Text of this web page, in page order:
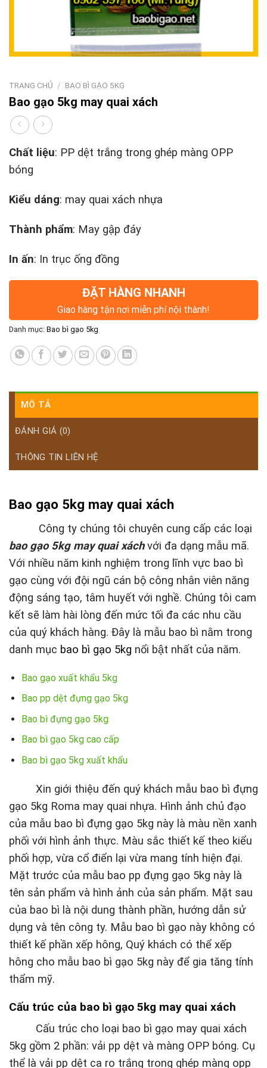
TRANG CHỦ / BAO BÌ GẠO 5KG
Bao gạo 5kg may quai xách
Chất liệu: PP dệt trắng trong ghép màng OPP
bóng
Kiểu dáng: may quai xách nhựa
Thành phẩm: May gập đáy
In ấn: In trục ống đồng
ĐẶT HÀNG NHANH
Giao hàng tận nơi miễn phí nội thành!
Danh mục: Bao bì gạo 5kg
MÔ TẢ
ĐÁNH GIÁ (0)
THÔNG TIN LIÊN HỆ
Bao gạo 5kg may quai xách
Công ty chúng tôi chuyên cung cấp các loại
bao gạo 5kg may quai xáchvới đa dạng mẫu mã.
Với nhiều năm kinh nghiệm trong lĩnh vực bao bì
gạo cùng với đội ngũ cán bộ công nhân viên năng
động sáng tạo, tâm huyết với nghề. Chúng tôi cam
kết sẽ làm hài lòng đến mức tối đa các nhu cầu
của quý khách hàng. Đây là mẫu bao bì nằm trong
danh mục bao bì gạo 5kg nổi bật nhất của năm.
Bao gạo xuất khẩu 5kg
Bao pp dệt đựng gạo 5kg
Bao bì đựng gạo 5kg
Bao bì gạo 5kg cao cấp
Bao bì gạo 5kg xuất khẩu
Xin giới thiệu đến quý khách mẫu bao bì đựng
gạo 5kg Roma may quai nhựa. Hình ảnh chủ đạo
của mẫu bao bì đựng gạo 5kg này là màu nền xanh
phối với hình ảnh thực. Màu sắc thiết kế theo kiểu
phối hợp, vừa cổ điển lại vừa mang tính hiện đại.
Mặt trước của mẫu bao pp đựng gạo 5kg này là
tên sản phẩm và hình ảnh của sản phẩm. Mặt sau
của bao bì là nội dung thành phần, hướng dẫn sử
dụng và tên công ty. Mẫu bao bì gạo này không có
thiết kế phần xếp hông, Quý khách có thể xếp
hông cho mẫu bao bì gạo 5kg này để gia tăng tính
thẩm mỹ.
Cấu trúc của bao bì gạo 5kg may quai xách
Cấu trúc cho loại bao bì gạo may quai xách
5kg gồm 2 phần: vải pp dệt và màng OPP bóng. Cụ
thể là vải pp dệt ca ro trắng trong ghép màng opp